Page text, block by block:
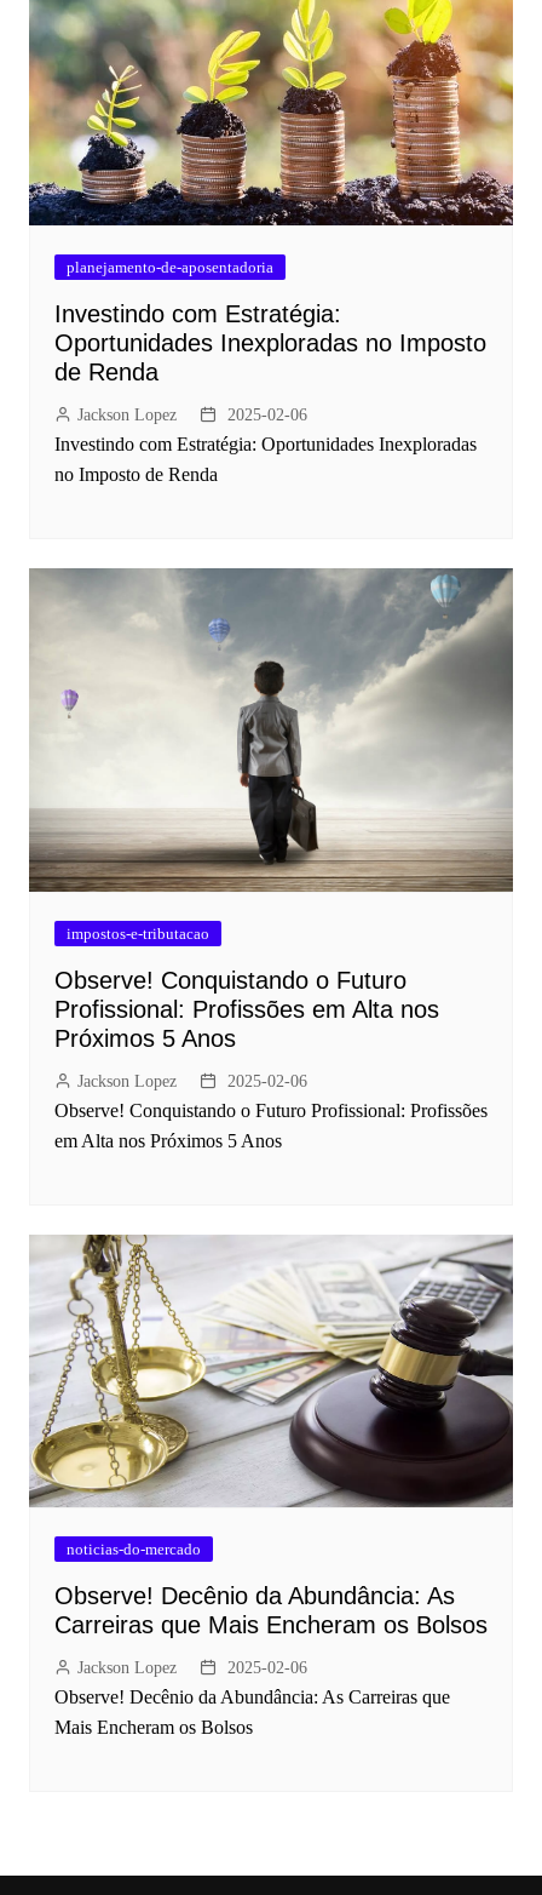
planejamento-de-aposentadoria
Investindo com Estratégia:
Oportunidades Inexploradas no Imposto
de Renda
Jackson Lopez 2025-02-06
Investindo com Estratégia: Oportunidades Inexploradas
no Imposto de Renda
impostos-e-tributacao
Observe! Conquistando o Futuro
Profissional: Profissões em Alta nos
Próximos 5 Anos
Jackson Lopez 2025-02-06
Observe! Conquistando o Futuro Profissional: Profissões
em Alta nos Próximos 5 Anos
noticias-do-mercado
Observe! Decênio da Abundância: As
Carreiras que Mais Encheram os Bolsos
Jackson Lopez 2025-02-06
Observe! Decênio da Abundância: As Carreiras que
Mais Encheram os Bolsos